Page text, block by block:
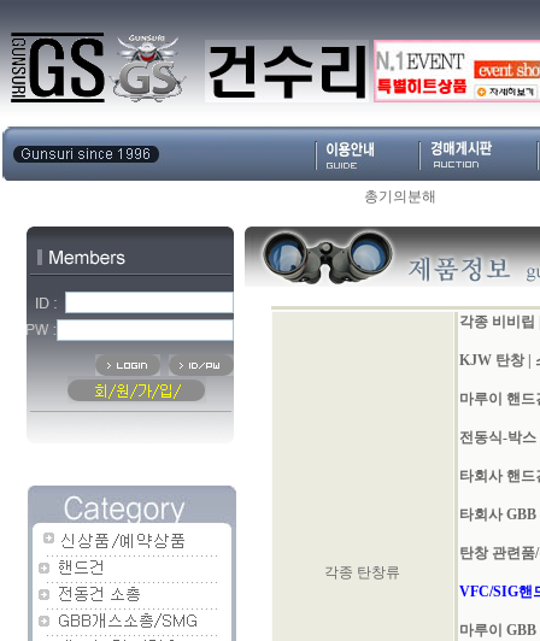
총기의분해
각종 탄창류
각종 비비립
KJW 탄창|
마루이 핸드
전동식-박스
타회사 핸드
타회사
탄창 관련품
VFC/SIG핸
마루이